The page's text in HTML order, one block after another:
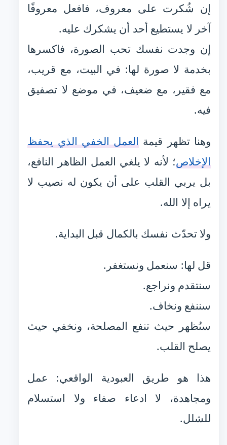
إن شُكرت على معروف، فافعل معروفًا
آخر لا يستطيع أحد أن يشكرك عليه.
إن وجدت نفسك تحب الصورة، فاكسرها
بخدمة لا صورة لها: في البيت، مع قريب،
مع فقير، مع ضعيف، في موضع لا تصفيق
فيه.
وهنا تظهر قيمة العمل الخفي الذي يحفظ
الإخلاص؛ لأنه لا يلغي العمل الظاهر النافع،
بل يربي القلب على أن يكون له نصيب لا
يراه إلا الله.
ولا تحدّث نفسك بالكمال قبل البداية.
قل لها: سنعمل ونستغفر.
سنتقدم ونراجع.
سننفع ونخاف.
سنُظهر حيث تنفع المصلحة، ونخفي حيث
يصلح القلب.
هذا هو طريق العبودية الواقعي: عمل
ومجاهدة، لا ادعاء صفاء ولا استسلام
للشلل.